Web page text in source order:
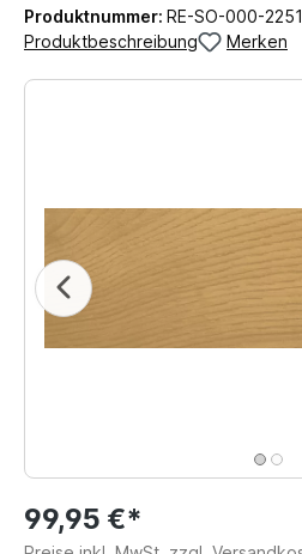
Produktnummer: RE-SO-000-2251
Produktbeschreibung
Merken
99,95 €*